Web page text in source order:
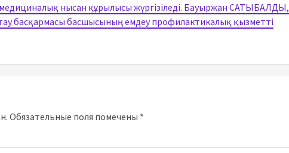
нысан құрылысы жүргізіледі. Бауыржан САТЫБАЛДЫ,
басқармасы басшысының емдеу профилактикалық қызметті
Обязательные поля помечены *